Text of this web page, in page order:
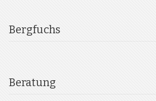
Bergfuchs
Beratung